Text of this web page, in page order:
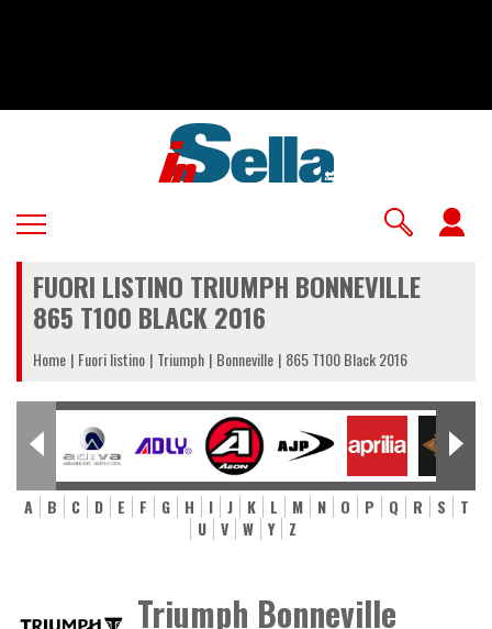
FUORI LISTINO TRIUMPH BONNEVILLE
865 T100 BLACK 2016
Home Fuori listino Triumph Bonneville 865 T100 Black 2016
A B C D E F G H I J K L M N O P Q R S
T
U
V W Y Z
Triumph Bonneville